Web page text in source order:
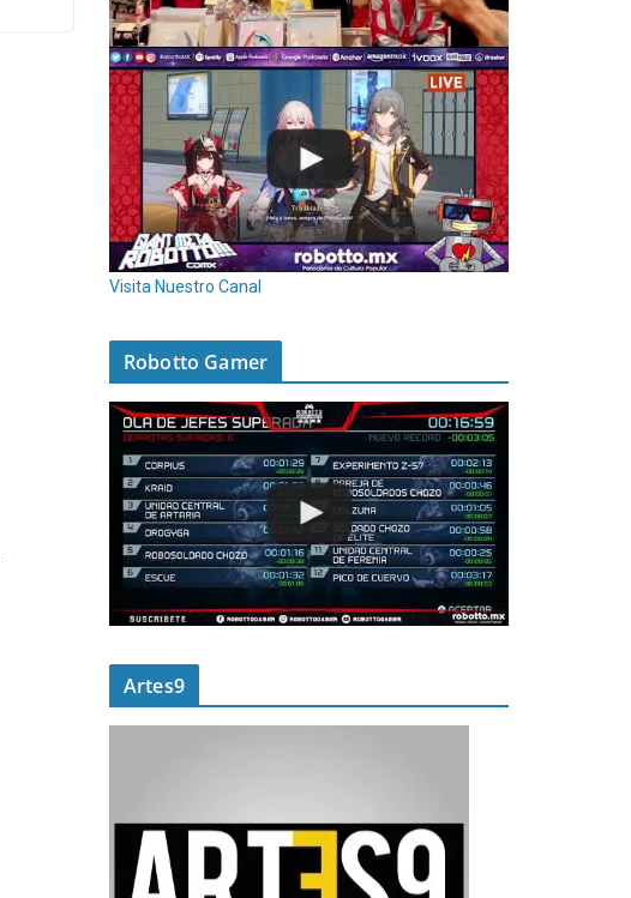
Visita Nuestro Canal
Robotto Gamer
Artes9